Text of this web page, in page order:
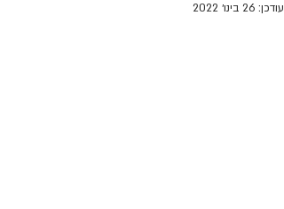
עודכן: 26 בינו׳ 2022